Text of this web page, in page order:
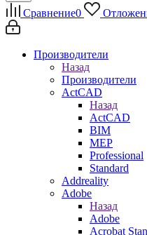
Сравнение0
Производители
Назад
Производители
ActCAD
Назад
ActCAD
BIM
MEP
Professional
Standard
Addreality
Adobe
Назад
Adobe
Acrobat